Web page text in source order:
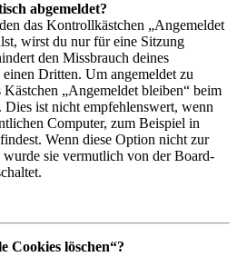
abgemeldet?
das Kontrollkästchen „Angemeldet
wirst du nur für eine Sitzung
den Missbrauch deines
Dritten. Um angemeldet zu
Kästchen „Angemeldet bleiben“ beim
Dies ist nicht empfehlenswert, wenn
Computer, zum Beispiel in
Wenn diese Option nicht zur
wurde sie vermutlich von der Board-
Cookies löschen“?